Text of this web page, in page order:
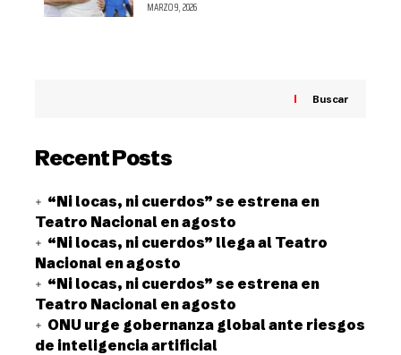
MARZO 9, 2026
Buscar
Recent Posts
“Ni locas, ni cuerdos” se estrena en
Teatro Nacional en agosto
“Ni locas, ni cuerdos” llega al Teatro
Nacional en agosto
“Ni locas, ni cuerdos” se estrena en
Teatro Nacional en agosto
ONU urge gobernanza global ante riesgos
de inteligencia artificial